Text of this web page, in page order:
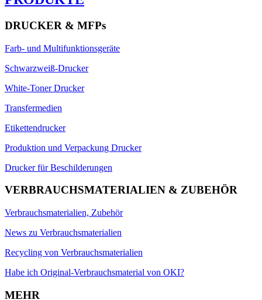
DRUCKER & MFPs
Farb- und Multifunktionsgeräte
Schwarzweiß-Drucker
White-Toner Drucker
Transfermedien
Etikettendrucker
Produktion und Verpackung Drucker
Drucker für Beschilderungen
VERBRAUCHSMATERIALIEN & ZUBEHÖR
Verbrauchsmaterialien, Zubehör
News zu Verbrauchsmaterialien
Recycling von Verbrauchsmaterialien
Habe ich Original-Verbrauchsmaterial von OKI?
MEHR